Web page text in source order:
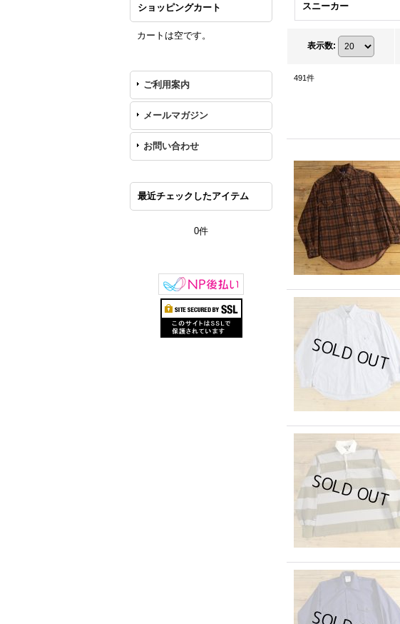
ショッピングカート
カートは空です。
ご利用案内
メールマガジン
お問い合わせ
最近チェックしたアイテム
0件
スニーカー
表示数:
491件